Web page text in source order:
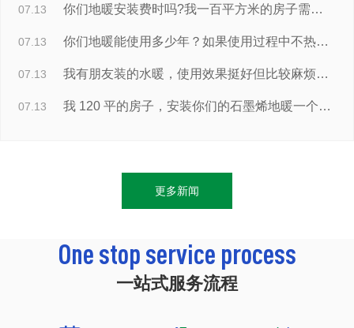
07.13 你们地暖安装费时吗?我一百平方米的房子需要安装多久？
07.13 你们地暖能使用多少年？如果使用过程中不热或者出了问题怎么 处理？
07.13 我有朋友装的水暖，使用效果挺好但比较麻烦，中间还漏过。所 以我想换成电地暖，但又怕不安全？
07.13 我 120 平的房子，安装你们的石墨烯地暖一个月使用费用预计多 少钱？
更多新闻
One stop service process
一站式服务流程